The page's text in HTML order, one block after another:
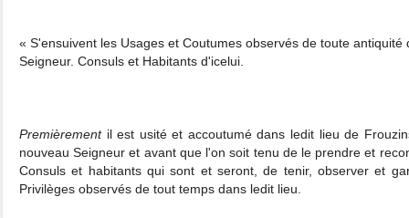
« S'ensuivent les Usages et Coutumes observés de toute
Seigneur. Consuls et Habitants d'icelui.
Premièrement il est usité et accoutumé dans ledit lieu de
nouveau Seigneur et avant que l'on soit tenu de le prendre et
Consuls et habitants qui sont et seront, de tenir, observer et
Privilèges observés de tout temps dans ledit lieu.